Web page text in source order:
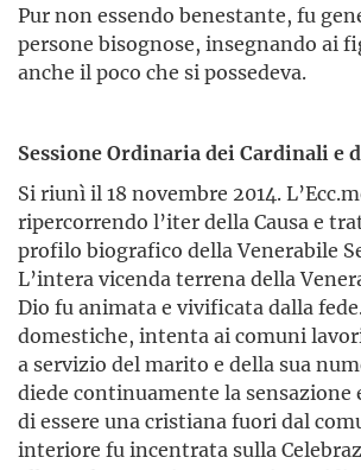
Pur non essendo benestante, fu
persone bisognose, insegnando ai
anche il poco che si possedeva.
Sessione Ordinaria dei Cardinali e
Si riunì il 18 novembre 2014.
ripercorrendo l’iter della Causa e
profilo biografico della Venerabile
L’intera vicenda terrena della
Dio fu animata e vivificata dalla
domestiche, intenta ai comuni
a servizio del marito e della sua
diede continuamente la sensazione
di essere una cristiana fuori dal
interiore fu incentrata sulla